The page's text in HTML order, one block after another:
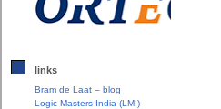
links
Bram de Laat – blog
Logic Masters India (LMI)